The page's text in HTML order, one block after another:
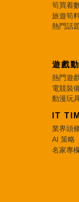
筍買着
旅遊筍
熱門話
遊戲
熱門遊
電競裝
動漫玩
IT
業界頭
AI 策略
名家專